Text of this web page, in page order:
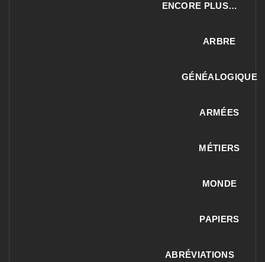
ENCORE PLUS…
ARBRE
GÉNÉALOGIQUE
ARMÉES
MÉTIERS
MONDE
PAPIERS
ABRÉVIATIONS